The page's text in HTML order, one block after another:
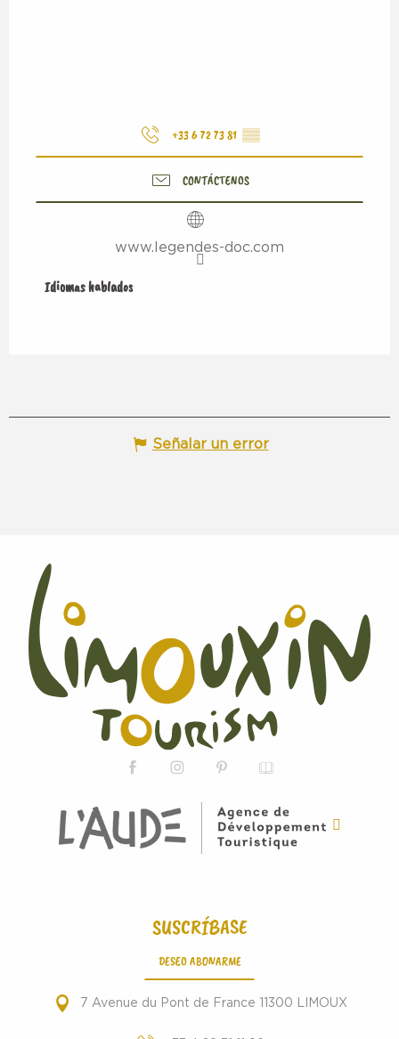
+33 6 72 73 81 ▒▒
CONTÁCTENOS
www.legendes-doc.com
Idiomas hablados
Idiomas hablados
Señalar un error
SUSCRÍBASE
DESEO ABONARME
7 Avenue du Pont de France 11300 LIMOUX